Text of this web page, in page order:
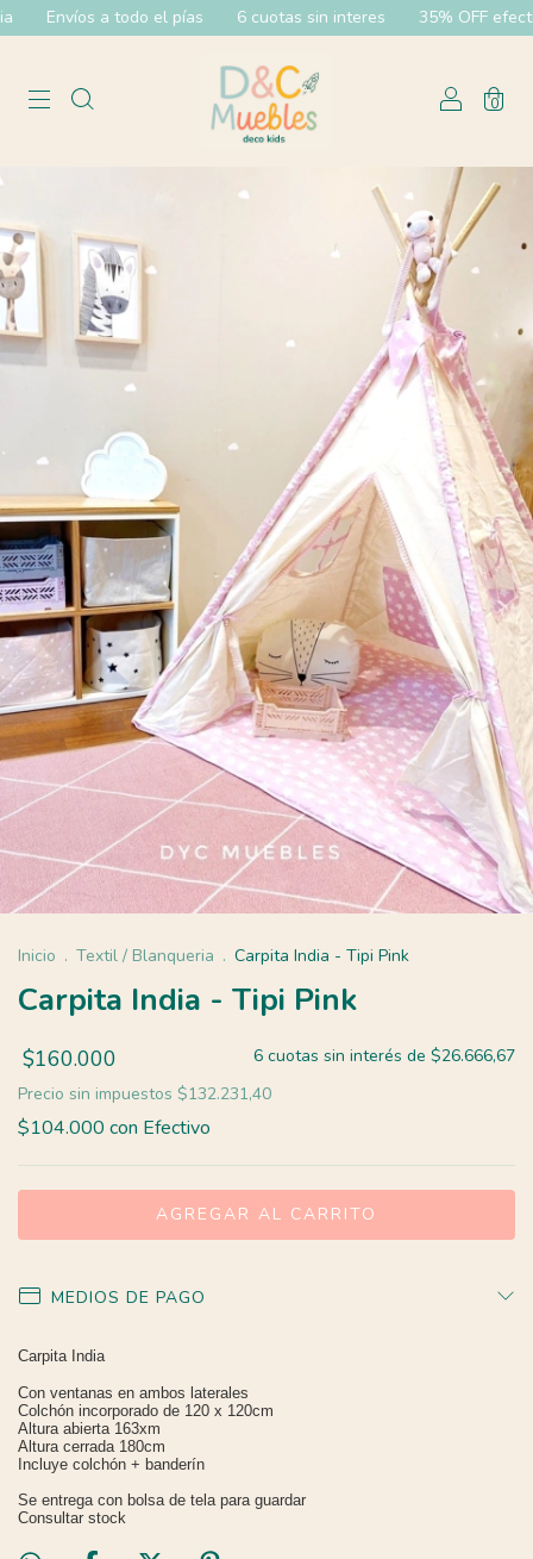
Envíos a todo el pías 6 cuotas sin interes 35% OFF
0
Inicio . Textil / Blanqueria . Carpita India - Tipi Pink
Carpita India - Tipi Pink
$160.000 6 cuotas sin interés de $26.666,67
Precio sin impuestos $132.231,40
$104.000 con Efectivo
MEDIOS DE PAGO
Carpita India
Con ventanas en ambos laterales
Colchón incorporado de 120 x 120cm
Altura abierta 163xm
Altura cerrada 180cm
Incluye colchón + banderín
Se entrega con bolsa de tela para guardar
Consultar stock